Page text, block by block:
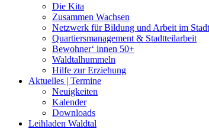
Die Kita
Zusammen Wachsen
Netzwerk für Bildung und Arbeit im
Quartiersmanagement & Stadtteilarbeit
Bewohner‘ innen 50+
Waldtalhummeln
Hilfe zur Erziehung
Aktuelles | Termine
Neuigkeiten
Kalender
Downloads
Leihladen Waldtal